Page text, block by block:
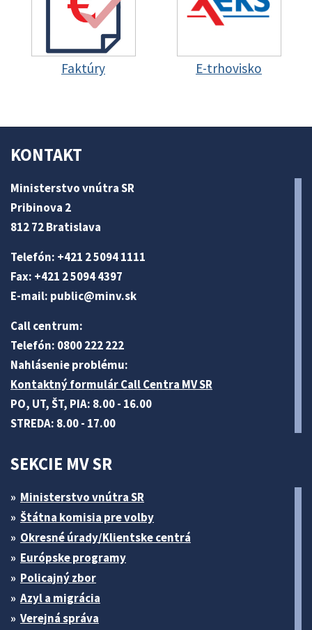
Faktúry E-trhovisko
KONTAKT
Ministerstvo vnútra SR
Pribinova 2
812 72 Bratislava
Telefón: +421 2 5094 1111
Fax: +421 2 5094 4397
E-mail: public@minv.sk
Call centrum:
Telefón: 0800 222 222
Nahlásenie problému:
Kontaktný formulár Call Centra MV SR
PO, UT, ŠT, PIA: 8.00 - 16.00
STREDA: 8.00 - 17.00
SEKCIE MV SR
Ministerstvo vnútra SR
Štátna komisia pre volby
Okresné úrady/Klientske centrá
Európske programy
Policajný zbor
Azyl a migrácia
Verejná správa